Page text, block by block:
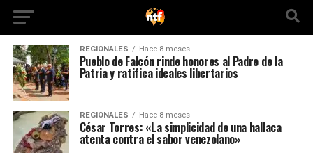
REGIONALES Hace 8 meses
Pueblo de Falcón rinde honores al Padre de la
Patria y ratifica ideales libertarios
REGIONALES Hace 8 meses
César Torres: «La simplicidad de una hallaca
atenta contra el sabor venezolano»